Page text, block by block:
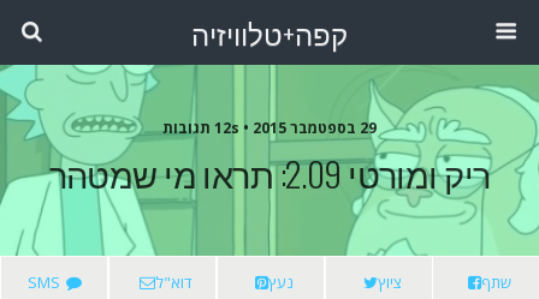
קפה+טלוויזיה
29 בספטמבר 2015 • 12s תגובות
ריק ומורטי 2.09: תראו מי שמטהר
שתף ציוץ נעץ דוא"ל SMS